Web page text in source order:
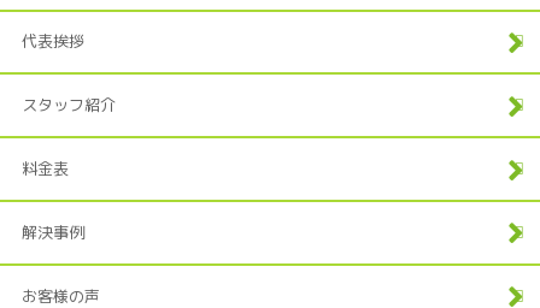
代表挨拶
スタッフ紹介
料金表
解決事例
お客様の声